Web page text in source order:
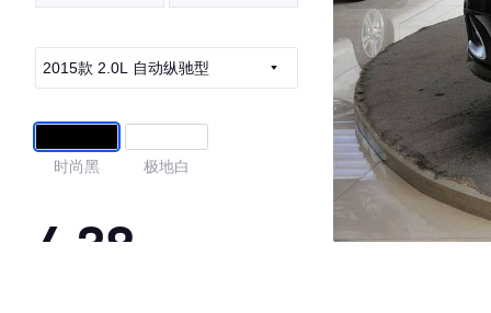
2015款 2.0L 自动纵驰型
时尚黑 极地白
4.38